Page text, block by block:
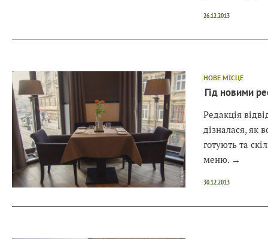
26.12.2013
НОВЕ МІСЦЕ
Гід новими
Редакція
дізналася, як
готують та
меню. →
30.12.2013